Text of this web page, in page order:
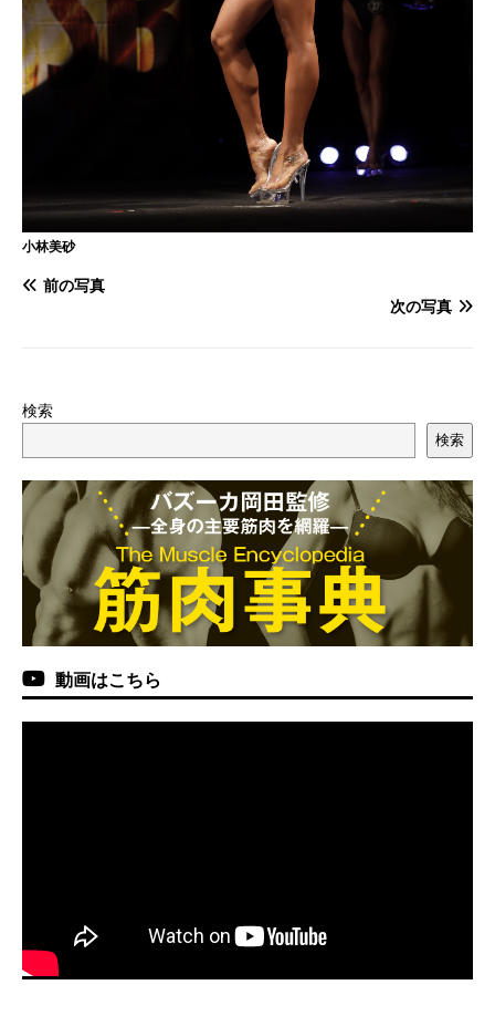
小林美砂
前の写真
次の写真
検索
検索
動画はこちら